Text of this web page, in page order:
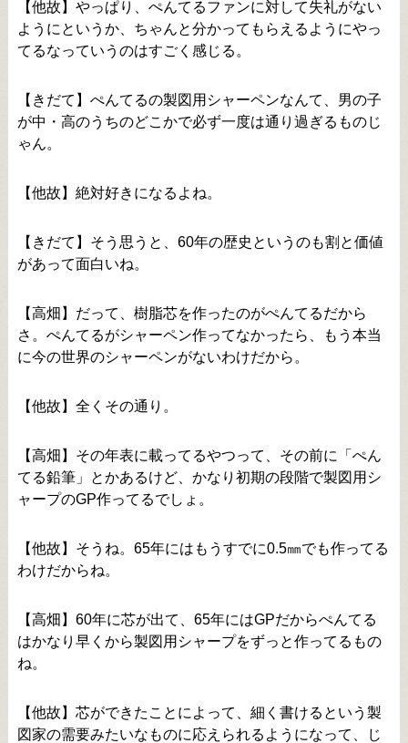
【他故】やっぱり、ぺんてるファンに対して失礼がない
ようにというか、ちゃんと分かってもらえるようにやっ
てるなっていうのはすごく感じる。
【きだて】ぺんてるの製図用シャーペンなんて、男の子
が中・高のうちのどこかで必ず一度は通り過ぎるものじ
ゃん。
【他故】絶対好きになるよね。
【きだて】そう思うと、60年の歴史というのも割と価値
があって面白いね。
【高畑】だって、樹脂芯を作ったのがぺんてるだから
さ。ぺんてるがシャーペン作ってなかったら、もう本当
に今の世界のシャーペンがないわけだから。
【他故】全くその通り。
【高畑】その年表に載ってるやつって、その前に「ぺん
てる鉛筆」とかあるけど、かなり初期の段階で製図用シ
ャープのGP作ってるでしょ。
【他故】そうね。65年にはもうすでに0.5㎜でも作ってる
わけだからね。
【高畑】60年に芯が出て、65年にはGPだからぺんてる
はかなり早くから製図用シャープをずっと作ってるもの
ね。
【他故】芯ができたことによって、細く書けるという製
図家の需要みたいなものに応えられるようになって、じ